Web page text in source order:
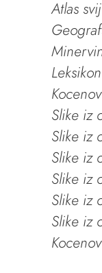
Atlas
Slike iz
Slike iz
Slike iz
Slike iz
Slike iz
Slike iz